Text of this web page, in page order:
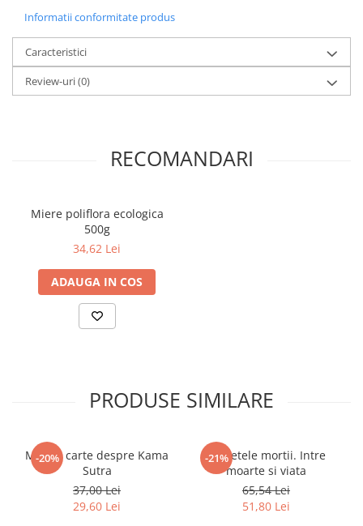
Informatii conformitate produs
Caracteristici
Review-uri(0)
RECOMANDARI
Miere poliflora ecologica
500g
34,62 Lei
ADAUGA IN COS
PRODUSE SIMILARE
-20%
Micuta carte despre Kama
Sutra
37,00 Lei
29,60 Lei
-21%
Secretele mortii. Intre
moarte si viata
65,54 Lei
51,80 Lei